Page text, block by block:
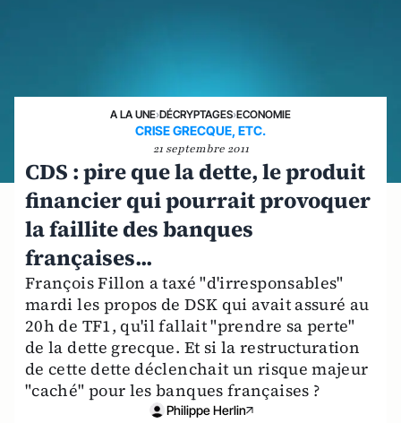
A LA UNE›DÉCRYPTAGES›ECONOMIE
CRISE GRECQUE, ETC.
21 septembre 2011
CDS : pire que la dette, le produit
financier qui pourrait provoquer
la faillite des banques
françaises...
François Fillon a taxé "d'irresponsables"
mardi les propos de DSK qui avait assuré au
20h de TF1, qu'il fallait "prendre sa perte"
de la dette grecque. Et si la restructuration
de cette dette déclenchait un risque majeur
"caché" pour les banques françaises ?
Philippe Herlin